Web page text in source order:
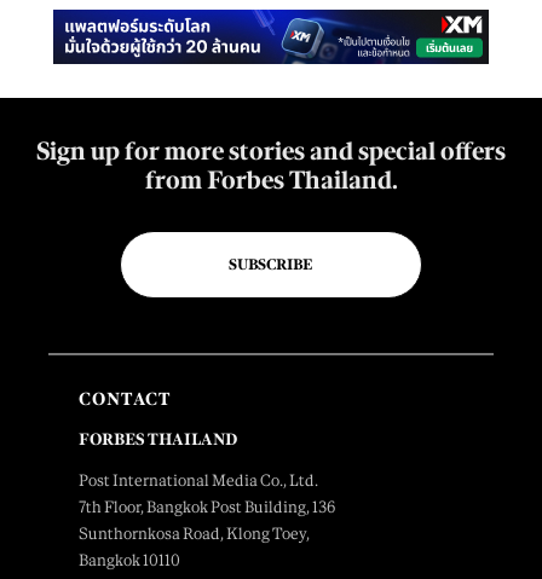
Sign up for more stories and special offers
from Forbes Thailand.
SUBSCRIBE
CONTACT
FORBES THAILAND
Post International Media Co., Ltd.
7th Floor, Bangkok Post Building, 136
Sunthornkosa Road, Klong Toey,
Bangkok 10110